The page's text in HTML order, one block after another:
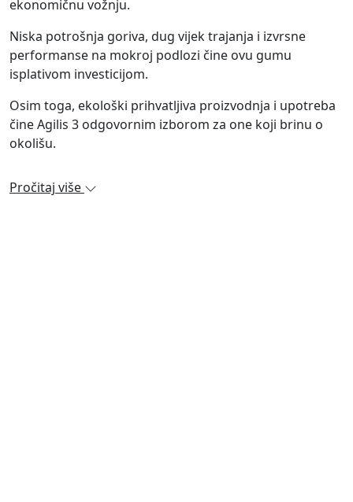
ekonomičnu vožnju.
Niska potrošnja goriva, dug vijek trajanja i izvrsne
performanse na mokroj podlozi čine ovu gumu
isplativom investicijom.
Osim toga, ekološki prihvatljiva proizvodnja i upotreba
čine Agilis 3 odgovornim izborom za one koji brinu o
okolišu.
Pročitaj više